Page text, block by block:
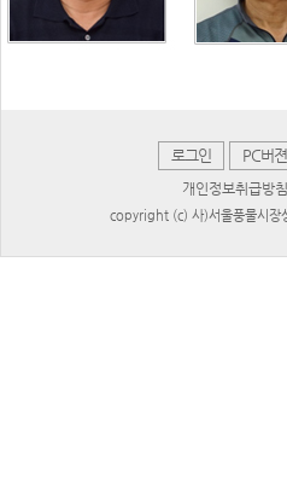
로그인 PC버젼
개인정보취급방침
copyright (c) 사)서울풍물시